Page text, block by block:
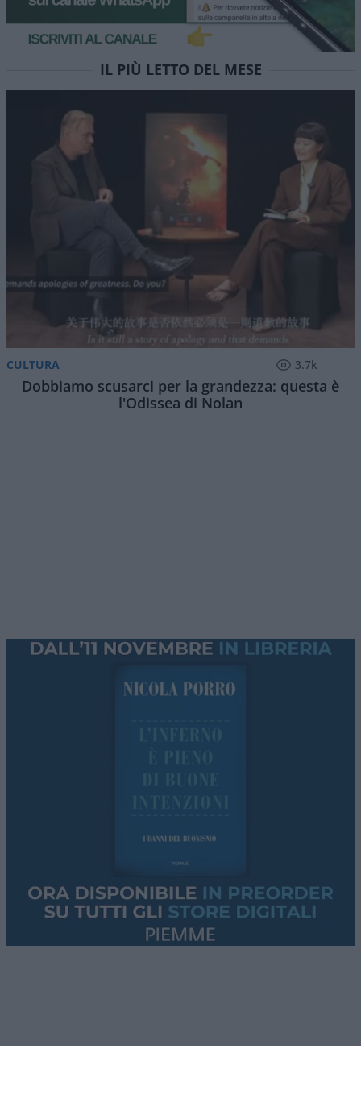
l’Iran
Un accordo che salvi la faccia agli iraniani ma di
fatto senza compromettere né lo status di
Hormuz né la Convenzione UNCLOS. E la notizia è
che Teheran si sta piegando
Musso
8 Agosto 2026, 5:59
1.3k
[5.1.] “Con la firma del presente Memorandum
d’Intesa, la Repubblica Islamica dell’Iran
le disposizioni necessarie[will make